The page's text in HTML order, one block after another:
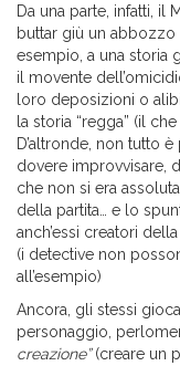
Da una parte, infatti, il
buttar giù un abbozzo
esempio, a una storia
il movente
loro deposizioni o
la storia “regga” (il
D’altronde, non tutto
dovere improvvisare,
che non si era
della partita… e lo
anch’essi creatori
(i detective non
all’esempio)
Ancora, gli stessi
personaggio,
creazione”(creare un